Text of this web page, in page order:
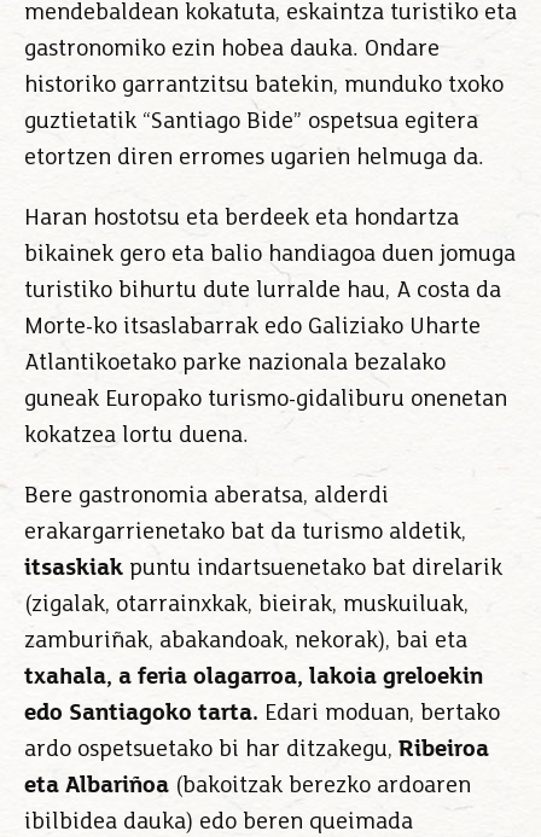
mendebaldean kokatuta, eskaintza turistiko eta
gastronomiko ezin hobea dauka. Ondare
historiko garrantzitsu batekin, munduko txoko
guztietatik “Santiago Bide” ospetsua egitera
etortzen diren erromes ugarien helmuga da.
Haran hostotsu eta berdeek eta hondartza
bikainek gero eta balio handiagoa duen jomuga
turistiko bihurtu dute lurralde hau, A costa da
Morte-ko itsaslabarrak edo Galiziako Uharte
Atlantikoetako parke nazionala bezalako
guneak Europako turismo-gidaliburu onenetan
kokatzea lortu duena.
Bere gastronomia aberatsa, alderdi
erakargarrienetako bat da turismo aldetik,
itsaskiak puntu indartsuenetako bat direlarik
(zigalak, otarrainxkak, bieirak, muskuiluak,
zamburiñak, abakandoak, nekorak), bai eta
txahala, a feria olagarroa, lakoia greloekin
edo Santiagoko tarta. Edari moduan, bertako
ardo ospetsuetako bi har ditzakegu, Ribeiroa
eta Albariñoa (bakoitzak berezko ardoaren
ibilbidea dauka) edo beren queimada